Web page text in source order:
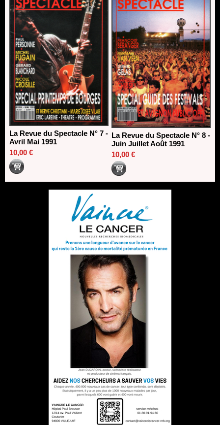
La Revue du Spectacle N° 7 -
Avril Mai 1991
10,00 €
La Revue du Spectacle N° 8 -
Juin Juillet Août 1991
10,00 €